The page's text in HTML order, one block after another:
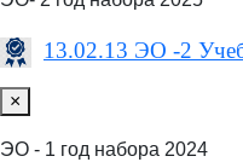
13.02.13 ЭО -2
×
ЭО - 1 год набора 2024